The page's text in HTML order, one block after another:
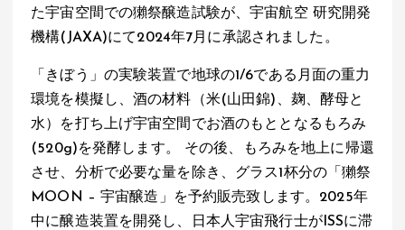
た宇宙空間での獺祭醸造試験が、宇宙航空 研究開発
機構(JAXA)にて2024年7月に承認されました。
「きぼう」の実験装置で地球の1/6である月面の重力
環境を模擬し、酒の材料（米(山田錦)、麹、酵母と
水）を打ち上げ宇宙空間でお酒のもととなるもろみ
(520g)を発酵します。 その後、もろみを地上に帰還
させ、分析で必要な量を除き、グラス1杯分の「獺祭
MOON – 宇宙醸造」を予約販売致します。2025年
中に醸造装置を開発し、日本人宇宙飛行士がISSに滞